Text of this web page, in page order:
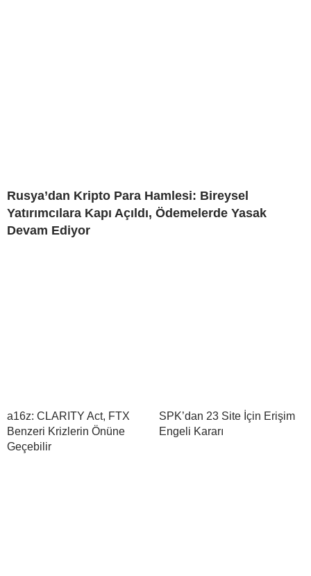
Rusya’dan Kripto Para Hamlesi: Bireysel
Yatırımcılara Kapı Açıldı, Ödemelerde Yasak
Devam Ediyor
a16z: CLARITY Act, FTX
Benzeri Krizlerin Önüne
Geçebilir
SPK’dan 23 Site İçin Erişim
Engeli Kararı